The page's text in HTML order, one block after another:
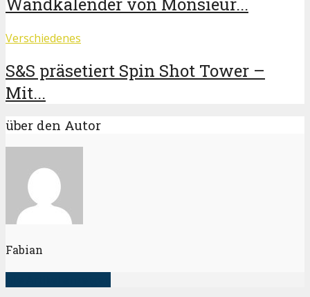
Verschiedenes
S&S präsetiert Spin Shot Tower –
Mit...
über den Autor
Fabian